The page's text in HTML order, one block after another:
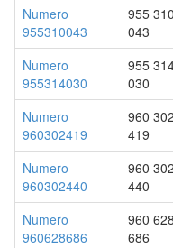
Numero
955310043
955 310
043
Numero
955314030
955
030
Numero
960302419
960 302
419
Numero
960302440
960 302
440
Numero
960628686
960 628
686